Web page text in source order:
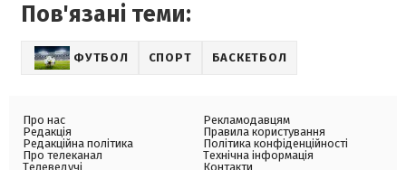
Пов'язані теми:
ФУТБОЛ СПОРТ БАСКЕТБОЛ
Про нас
Редакція
Редакційна політика
Про телеканал
Телеведучі
Рекламодавцям
Правила користування
Політика конфіденційності
Технічна інформація
Контакти